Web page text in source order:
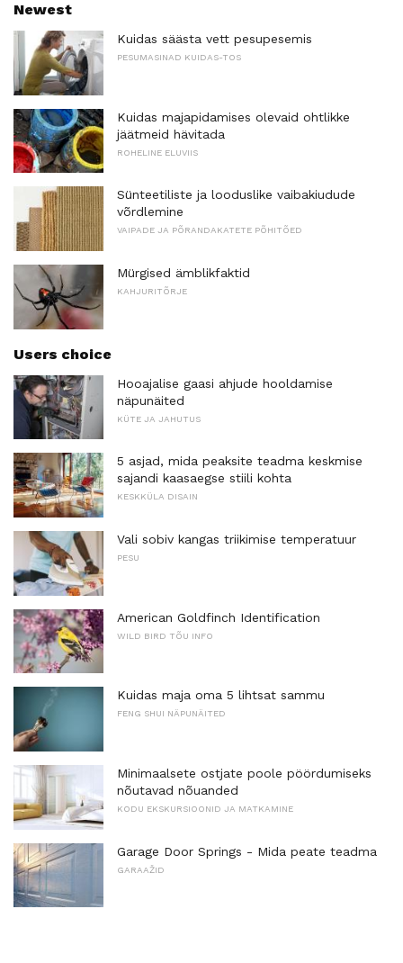
Newest
Kuidas säästa vett pesupesemis
PESUMASINAD KUIDAS-TOS
Kuidas majapidamises olevaid ohtlikke
jäätmeid hävitada
ROHELINE ELUVIIS
Sünteetiliste ja looduslike vaibakiudude
võrdlemine
VAIPADE JA PÕRANDAKATETE PÕHITÕED
Mürgised ämblikfaktid
KAHJURITÕRJE
Users choice
Hooajalise gaasi ahjude hooldamise
näpunäited
KÜTE JA JAHUTUS
5 asjad, mida peaksite teadma keskmise
sajandi kaasaegse stiili kohta
KESKKÜLA DISAIN
Vali sobiv kangas triikimise temperatuur
PESU
American Goldfinch Identification
WILD BIRD TÕU INFO
Kuidas maja oma 5 lihtsat sammu
FENG SHUI NÄPUNÄITED
Minimaalsete ostjate poole pöördumiseks
nõutavad nõuanded
KODU EKSKURSIOONID JA MATKAMINE
Garage Door Springs - Mida peate teadma
GARAAŽID